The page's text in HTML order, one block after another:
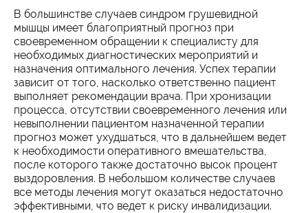
В большинстве случаев синдром грушевидной
мышцы имеет благоприятный прогноз при
своевременном обращении к специалисту для
необходимых диагностических мероприятий и
назначения оптимального лечения. Успех терапии
зависит от того, насколько ответственно пациент
выполняет рекомендации врача. При хронизации
процесса, отсутствии своевременного лечения или
невыполнении пациентом назначенной терапии
прогноз может ухудшаться, что в дальнейшем ведет
к необходимости оперативного вмешательства,
после которого также достаточно высок процент
выздоровления. В небольшом количестве случаев
все методы лечения могут оказаться недостаточно
эффективными, что ведет к риску инвалидизации.